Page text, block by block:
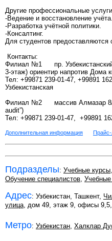
Другие профессиональные
-Ведение и восстановление учёта.
-Разработка учётной политики.
-Консалтинг.
Для студентов предоставляются
Контакты:
Филиал №1
пр.
3-этаж) ориентир напротив Дома
Тел: +99871 239-01-47, +99891
Узбекистанская
Филиал №2
массив Алмазар
audit”)
Тел: +99871 239-01-47, +99891
Дополнительная информация Прайс-
Подразделы: Учебные курсы,
Обучение специалистов,
Адрес: Узбекистан, Ташкент,
улица, дом 49, этаж 9, офисы 9,5,
Метро: Узбекистан Халклар